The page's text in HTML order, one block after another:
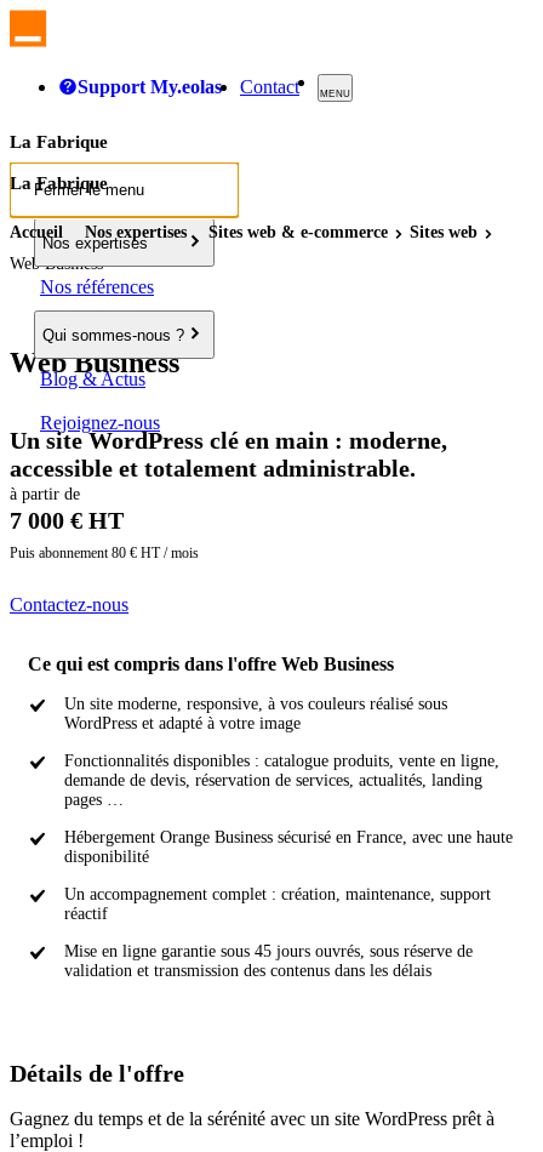
Support My.eolas Contact MENU
La Fabrique
Fermer le menu
Nos expertises
Nos références
Qui sommes-nous ?
Blog & Actus
Rejoignez-nous
La Fabrique
Accueil Nos expertises Sites web & e-commerce Sites web
Web Business
Web Business
Un site WordPress clé en main : moderne,
accessible et totalement administrable.
à partir de
7 000 € HT
Puis abonnement 80 € HT / mois
Contactez-nous
Ce qui est compris dans l'offre Web Business
Un site moderne, responsive, à vos couleurs réalisé sous
WordPress et adapté à votre image
Fonctionnalités disponibles : catalogue produits, vente en ligne,
demande de devis, réservation de services, actualités, landing
pages …
Hébergement Orange Business sécurisé en France, avec une haute
disponibilité
Un accompagnement complet : création, maintenance, support
réactif
Mise en ligne garantie sous 45 jours ouvrés, sous réserve de
validation et transmission des contenus dans les délais
Détails de l'offre
Gagnez du temps et de la sérénité avec un site WordPress prêt à
l’emploi !